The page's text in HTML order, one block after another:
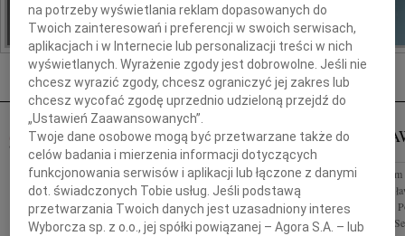
*ogłoszenie
Nekrologi Rzeszów
14.04.2010RZESZÓW
Alu, Agnieszko, Wojtku łączymy się z Wami w bólu
po stracie ukochanego Męża i Taty Ewa, Agata,
Adam, Pablo
Rodzinie i Bliskim
2010 roku
Rzeczypospolitej
składają Rektor,
na potrzeby wyświetlania reklam dopasowanych do
Twoich zainteresowań i preferencji w swoich serwisach,
aplikacjach i w Internecie lub personalizacji treści w nich
wyświetlanych. Wyrażenie zgody jest dobrowolne. Jeśli nie
chcesz wyrazić zgody, chcesz ograniczyć jej zakres lub
chcesz wycofać zgodę uprzednio udzieloną przejdź do
„Ustawień Zaawansowanych”.
Twoje dane osobowe mogą być przetwarzane także do
celów badania i mierzenia informacji dotyczących
funkcjonowania serwisów i aplikacji lub łączone z danymi
dot. świadczonych Tobie usług. Jeśli podstawą
przetwarzania Twoich danych jest uzasadniony interes
Wyborcza sp. z o.o., jej spółki powiązanej – Agora S.A. – lub